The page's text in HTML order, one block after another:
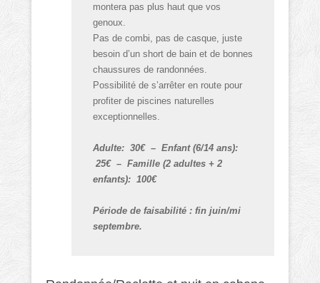
montera pas plus haut que vos
genoux.
Pas de combi, pas de casque, juste
besoin d’un short de bain et de bonnes
chaussures de randonnées.
Possibilité de s’arrêter en route pour
profiter de piscines naturelles
exceptionnelles.
Adulte: 30€ – Enfant (6/14 ans):
25€ – Famille (2 adultes + 2
enfants): 100€
Période de faisabilité : fin juin/mi
septembre.